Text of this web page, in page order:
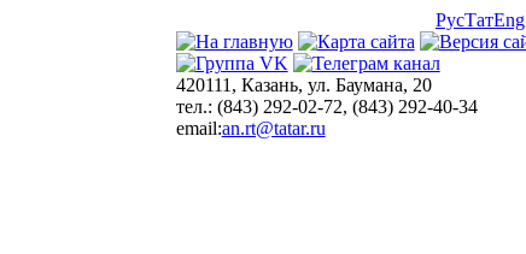
РусТатEng
420111, Казань, ул. Баумана, 20
тел.: (843) 292-02-72, (843) 292-40-34
email:an.rt@tatar.ru